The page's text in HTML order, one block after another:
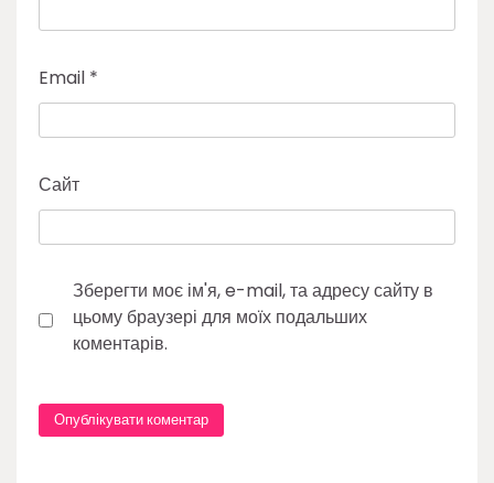
Email *
Сайт
Зберегти моє ім'я, e-mail, та адресу сайту в
цьому браузері для моїх подальших
коментарів.